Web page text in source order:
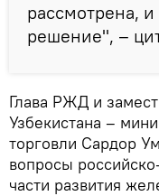
рассмотрена,
решение", –
Глава РЖД и
Узбекистана –
торговли Сардор
вопросы
части развития